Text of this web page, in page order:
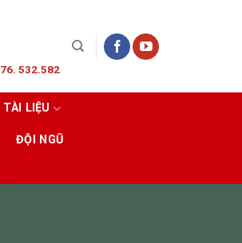
532.582
TÀI LIỆU
ĐỘI NGŨ